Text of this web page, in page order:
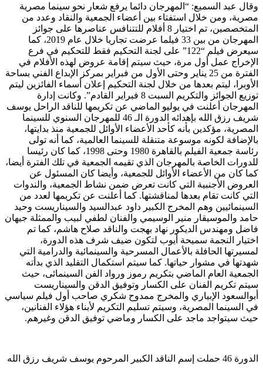
وقال عبد السميع: “المهرجان دائما يرفع شعار نحو سينما مصرية
مصرية، ومن خلال استفتاء بين أعضاء الجمعية والنقاد وعدد من
المتخصصين، تم اختيار 8 أفلام للتتنافس عناصرها على جوائز
المهرجان من بين 33 فيلما عرضت تجاريا خلال عام 2019، كما
سيعرض فيلم “122” على لجنة التحكيم فقط للتحكيم في فرع
الإخراج عمل أول مرة، حيث سيتم إقامة عروض لهذه الأفلام في
الفترة من 25 يناير وحتى الأول من فبراير بمركز الإبداع الفني بساحة
الأوبرا، ليتم بعدها من خلال لجنة التحكيم إعلان أسماء الفائزين ليتم
توزيع الجوائز والتكريم السبت 8 فبراير القادم”. وكانت إدارة
المهرجان أعلنت في يوليو الماضي عن تكريمها للناقد الراحل يوسف
شريف رزق الله بإهدائه الدورة الـ 46 للمهرجان السنوي للسينما
المصرية، مؤكدين بأنه كأحد الأعضاء الأوائل للجمعية منذ بدايتها،
بالإضافة لكونه موسوعة متنقلة للسينما العالمية، كما أنه تولى
رئاسة جمعية الفيلم بالقاهرة 1980 وحتى 1998، كما كان رئيسا
للدورات الخاصة بالمهرجان الذي تقيمه الجمعية في تلك الفترة أيضا،
كما كان من الأعضاء الأوائل للجمعية، وأيضا كان المسئول عن
العروض الأجنبية التي كانت تعرض ضمن نشاط الجمعية، والندوات
التي كانت تقام بعدها لمناقشتها. كما أعلنت عن تكريمها لعدد من
السينمائيين وهم المخرج الكبير داود عبدالسيد والسيناريست وحيد
حامد والموسيقار منير الوسيمي والفنان لطفي لبيب والممثلة جيهان
فاضل ومهندس الديكور نهاد بهجت والناقد صلاح هاشم، كما تم
اختيار النجمة سميحة أيوب لتكون ضيف شرف هذه الدورة،
لمسيرتها الحافلة بالأعمال المسرحية والسينمائية والدرامية التي
شهدتها في مشوار حياتها. كما سيتم استكمال التقليد الذي بدأته
الجمعية العام الماضي بتكريم رموز ورواد الفن السينمائى، حيث
سيتم تكريم الفنان على الكسار وتوفيق الدقن والسيناريست
أبوالسعود الإبياري والمخرج ممدوح شكري صاحب أول فيلم سياسي
في السينما المصرية، وسيتم تسليم التكريم لأبناء هؤلاء الفنانين،
حيث سيتواجد ماجد على الكسار وماضي توفيق الدقن وغيرهم.
الدورة 46 حملت إسم الناقد الكبير المرحوم يوسف شريف رزق الله